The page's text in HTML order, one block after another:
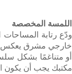
اللمسة المخصصة
خارجي مشرق يعكس
مكتبك يجب أن يكون